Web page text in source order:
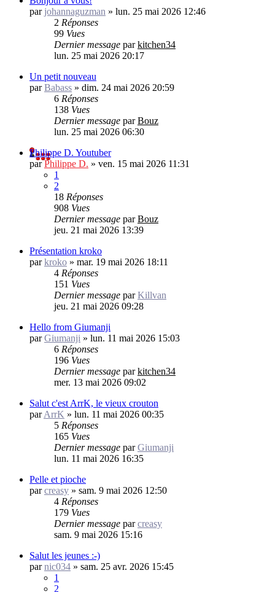
par johannaguzman » lun. 25 mai 2026 12:46
2 Réponses
99 Vues
Dernier message parkitchen34
lun. 25 mai 2026 20:17
Un petit nouveau
parBabass » dim. 24 mai 2026 20:59
6 Réponses
138 Vues
Dernier message parBouz
lun. 25 mai 2026 06:30
Philippe D. Youtuber
parPhilippe D. » ven. 15 mai 2026 11:31
1
2
18 Réponses
908 Vues
Dernier message parBouz
jeu. 21 mai 2026 13:39
Présentation kroko
parkroko » mar. 19 mai 2026 18:11
4 Réponses
151 Vues
Dernier message parKillvan
jeu. 21 mai 2026 09:28
Hello from Giumanji
parGiumanji » lun. 11 mai 2026 15:03
6 Réponses
196 Vues
Dernier message parkitchen34
mer. 13 mai 2026 09:02
Salut c'est ArrK, le vieux crouton
parArrK » lun. 11 mai 2026 00:35
5 Réponses
165 Vues
Dernier message parGiumanji
lun. 11 mai 2026 16:35
Pelle et pioche
parcreasy » sam. 9 mai 2026 12:50
4 Réponses
179 Vues
Dernier message parcreasy
sam. 9 mai 2026 15:16
Salut les jeunes :-)
parnic034 » sam. 25 avr. 2026 15:45
1
2